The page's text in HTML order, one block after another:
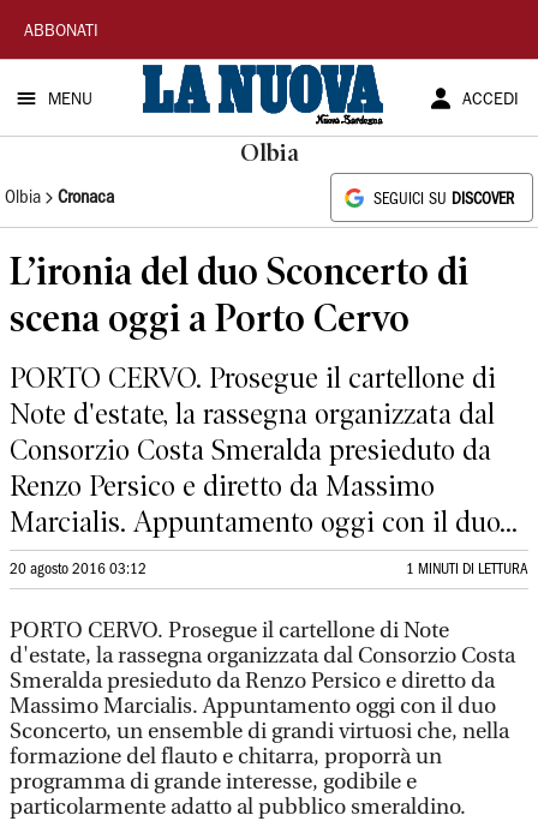
La
Nuova
Sardegna
ABBONATI
MENU ACCEDI
Olbia
Olbia Cronaca SEGUICI SU DISCOVER
L’ironia del duo Sconcerto di
scena oggi a Porto Cervo
PORTO CERVO. Prosegue il cartellone di
Note d'estate, la rassegna organizzata dal
Consorzio Costa Smeralda presieduto da
Renzo Persico e diretto da Massimo
Marcialis. Appuntamento oggi con il duo...
20 agosto 2016 03:12 1 MINUTI DI LETTURA
PORTO CERVO. Prosegue il cartellone di Note
d'estate, la rassegna organizzata dal Consorzio Costa
Smeralda presieduto da Renzo Persico e diretto da
Massimo Marcialis. Appuntamento oggi con il duo
Sconcerto, un ensemble di grandi virtuosi che, nella
formazione del flauto e chitarra, proporrà un
programma di grande interesse, godibile e
particolarmente adatto al pubblico smeraldino.